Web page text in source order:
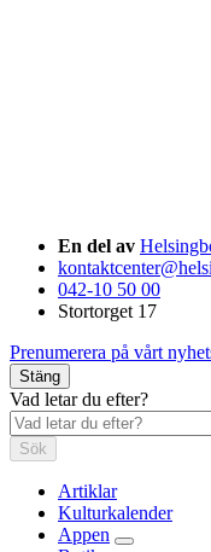
En del av
042-10 50 00
Stortorget 17
Prenumerera på vårt
Stäng
Vad letar du efter?
Sök
Artiklar
Kulturkalender
Appen